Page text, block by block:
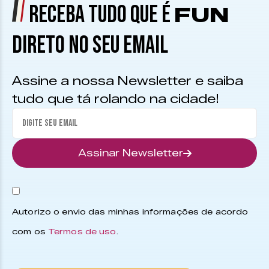
RECEBA TUDO QUE É FUN
DIRETO NO SEU EMAIL
Assine a nossa Newsletter e saiba
tudo que tá rolando na cidade!
Assinar Newsletter
Autorizo o envio das minhas informações de acordo
com os Termos de uso.